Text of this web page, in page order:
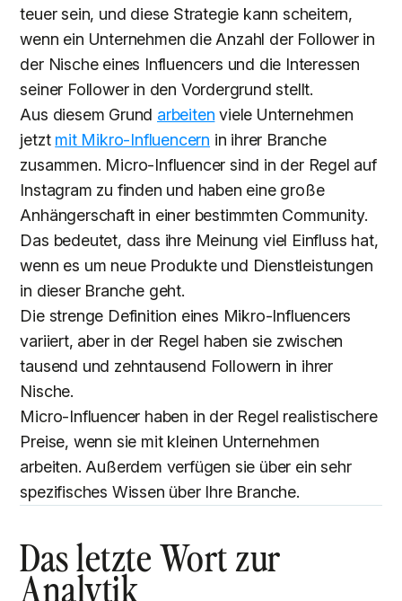
teuer sein, und diese Strategie kann scheitern,
wenn ein Unternehmen die Anzahl der Follower in
der Nische eines Influencers und die Interessen
seiner Follower in den Vordergrund stellt.
Aus diesem Grund arbeiten viele Unternehmen
jetzt mit Mikro-Influencern in ihrer Branche
zusammen. Micro-Influencer sind in der Regel auf
Instagram zu finden und haben eine große
Anhängerschaft in einer bestimmten Community.
Das bedeutet, dass ihre Meinung viel Einfluss hat,
wenn es um neue Produkte und Dienstleistungen
in dieser Branche geht.
Die strenge Definition eines Mikro-Influencers
variiert, aber in der Regel haben sie zwischen
tausend und zehntausend Followern in ihrer
Nische.
Micro-Influencer haben in der Regel realistischere
Preise, wenn sie mit kleinen Unternehmen
arbeiten. Außerdem verfügen sie über ein sehr
spezifisches Wissen über Ihre Branche.
Das letzte Wort zur
Analytik